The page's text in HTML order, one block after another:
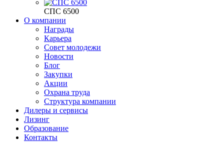
СПС 6500
О компании
Награды
Карьера
Совет молодежи
Новости
Блог
Закупки
Акции
Охрана труда
Структура компании
Дилеры и сервисы
Лизинг
Образование
Контакты